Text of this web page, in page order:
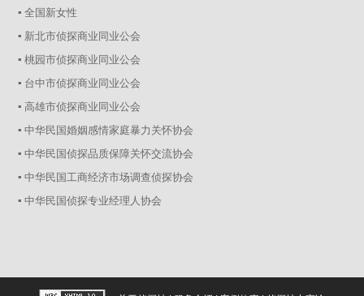
▪ 全国新女性
▪ 新北市侦探商业同业公会
▪ 桃园市侦探商业同业公会
▪ 台中市侦探商业同业公会
▪ 高雄市侦探商业同业公会
▪ 中华民国婚姻感情家庭暴力关怀协会
▪ 中华民国侦探品质保障关怀交流协会
▪ 中华民国工商经济市场调查侦探协会
▪ 中华民国侦探专业经理人协会